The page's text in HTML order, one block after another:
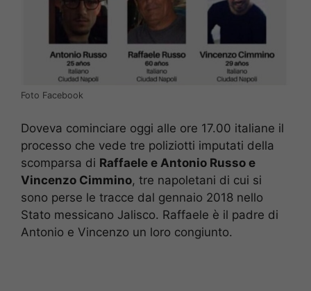
Foto Facebook
Doveva cominciare oggi alle ore 17.00 italiane il
processo che vede tre poliziotti imputati della
scomparsa di Raffaele e Antonio Russo e
Vincenzo Cimmino, tre napoletani di cui si
sono perse le tracce dal gennaio 2018 nello
Stato messicano Jalisco. Raffaele è il padre di
Antonio e Vincenzo un loro congiunto.